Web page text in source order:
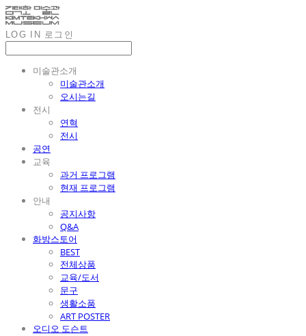
LOG IN 로그인
미술관소개
미술관소개
오시는길
전시
연혁
전시
공연
교육
과거 프로그램
현재 프로그램
안내
공지사항
Q&A
화방스토어
BEST
전체상품
교육/도서
문구
생활소품
ART POSTER
오디오 도슨트